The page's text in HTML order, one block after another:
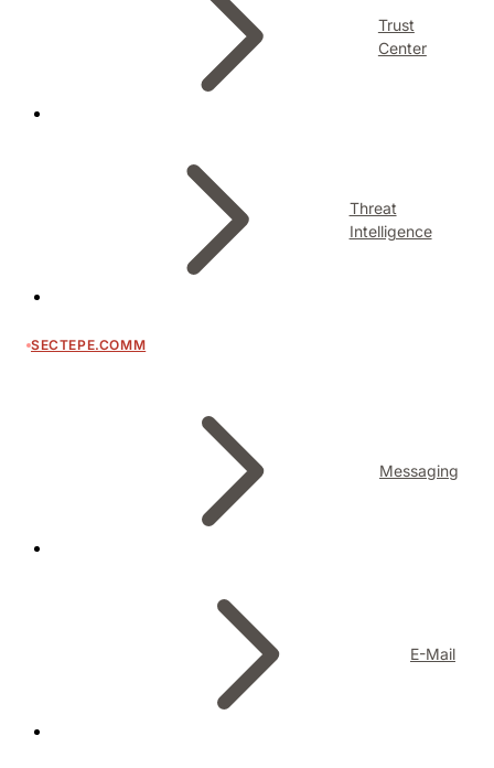
Trust
Center
Threat
Intelligence
SECTEPE.COMM
Messaging
E-Mail